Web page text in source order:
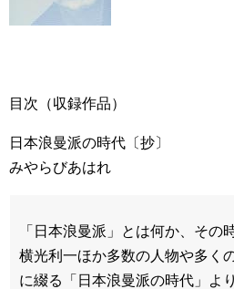
目次（収録作品）
日本浪曼派の時代〔抄〕
みやらびあはれ
「日本浪曼派」とは何か、その
横光利一ほか多数の人物や多く
に綴る「日本浪曼派の時代」よ